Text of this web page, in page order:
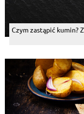
Natalia Anna
super przepis ♥
Danuta
mniam,mniam
Piotr Ruciński
Czym zastąpić kumin?